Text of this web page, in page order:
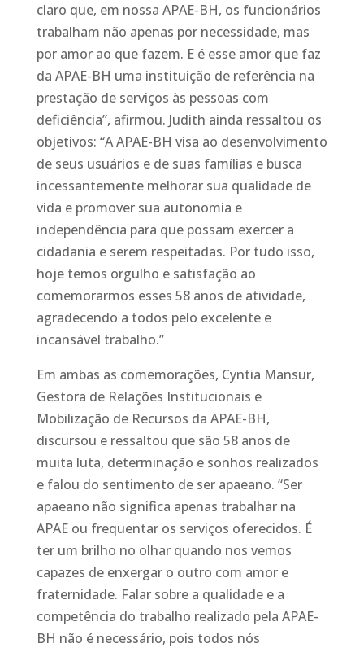
claro que, em nossa APAE-BH, os funcionários
trabalham não apenas por necessidade, mas
por amor ao que fazem. E é esse amor que faz
da APAE-BH uma instituição de referência na
prestação de serviços às pessoas com
deficiência”, afirmou. Judith ainda ressaltou os
objetivos: “A APAE-BH visa ao desenvolvimento
de seus usuários e de suas famílias e busca
incessantemente melhorar sua qualidade de
vida e promover sua autonomia e
independência para que possam exercer a
cidadania e serem respeitadas. Por tudo isso,
hoje temos orgulho e satisfação ao
comemorarmos esses 58 anos de atividade,
agradecendo a todos pelo excelente e
incansável trabalho.”
Em ambas as comemorações, Cyntia Mansur,
Gestora de Relações Institucionais e
Mobilização de Recursos da APAE-BH,
discursou e ressaltou que são 58 anos de
muita luta, determinação e sonhos realizados
e falou do sentimento de ser apaeano. “Ser
apaeano não significa apenas trabalhar na
APAE ou frequentar os serviços oferecidos. É
ter um brilho no olhar quando nos vemos
capazes de enxergar o outro com amor e
fraternidade. Falar sobre a qualidade e a
competência do trabalho realizado pela APAE-
BH não é necessário, pois todos nós